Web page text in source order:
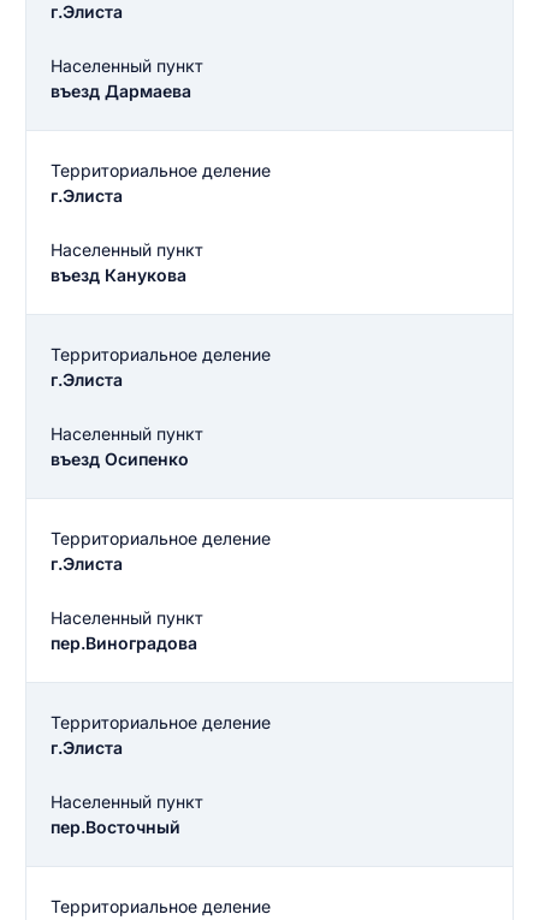
г.Элиста
Населенный пункт
въезд Дармаева
Территориальное деление
г.Элиста
Населенный пункт
въезд Канукова
Территориальное деление
г.Элиста
Населенный пункт
въезд Осипенко
Территориальное деление
г.Элиста
Населенный пункт
пер.Виноградова
Территориальное деление
г.Элиста
Населенный пункт
пер.Восточный
Территориальное деление